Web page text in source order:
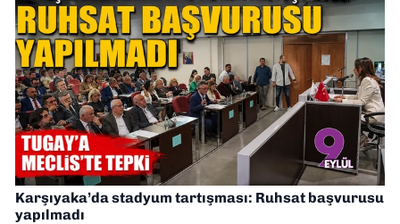
Karşıyaka’da stadyum tartışması: Ruhsat başvurusu
yapılmadı